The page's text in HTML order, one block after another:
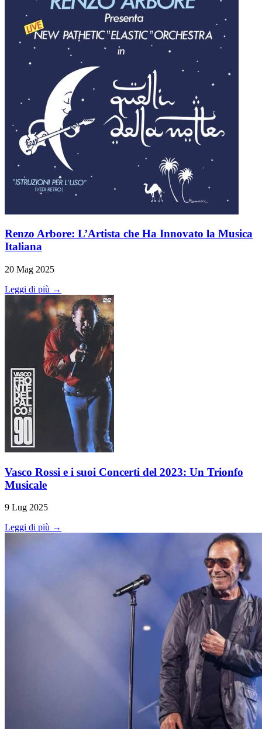
Renzo Arbore: L’Artista che Ha Innovato la Musica
Italiana
20 Mag 2025
Leggi di più →
Vasco Rossi e i suoi Concerti del 2023: Un Trionfo
Musicale
9 Lug 2025
Leggi di più →